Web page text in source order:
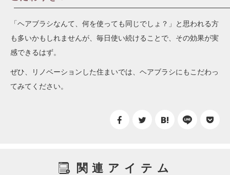
「ヘアブラシなんて、何を使っても同じでしょ？」と思われる方
も多いかもしれませんが、毎日使い続けることで、その効果が実
感できるはず。
ぜひ、リノベーションした住まいでは、ヘアブラシにもこだわっ
てみてください。
関連アイテム